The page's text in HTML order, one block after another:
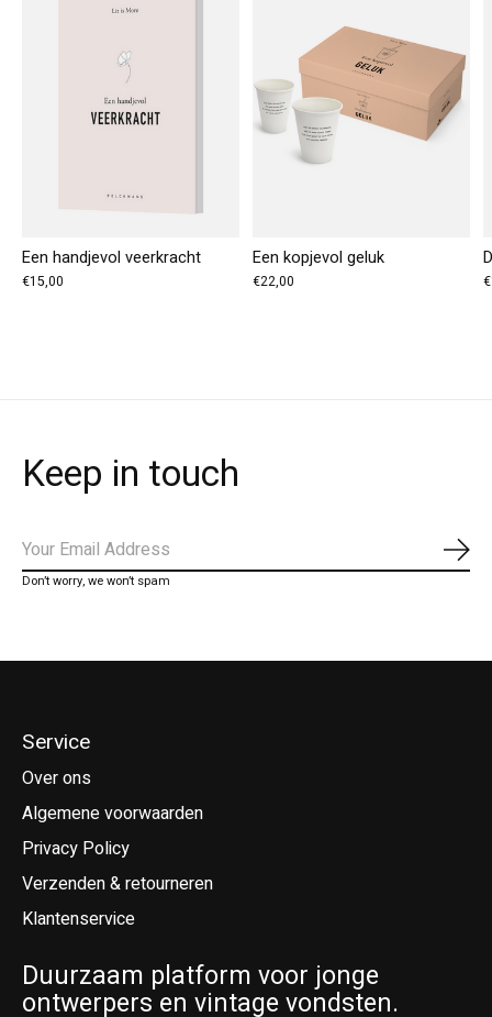
Een handjevol veerkracht
€15,00
Een kopjevol geluk
€22,00
Keep in touch
Don’t worry, we won’t spam
Service
Over ons
Algemene voorwaarden
Privacy Policy
Verzenden & retourneren
Klantenservice
Duurzaam platform voor jonge
ontwerpers en vintage vondsten.